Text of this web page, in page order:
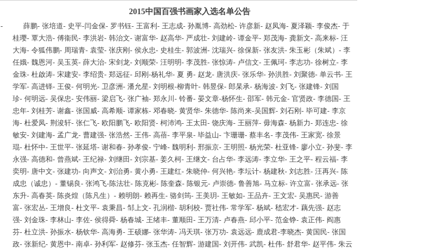
2015中国百强书画家入选名单公告
- 薛鹏- 张培道- 史平-闫金保- 罗书钰- 王富利- 王志成- 孙胤博- 高劲松- 许彦新- 赵凤海- 夏泽颖- 李俊杰- 于
桂璎- 覃大浩- 傅衞民- 李洪岩- 韩治文- 谢富华- 赵高华- 严成壮- 刘建岭- 谭金平- 郑茂海- 龚新文- 高来标- 汪
大海- 令狐伟鹏- 周瑞青- 袁莹- 张庆刚- 侯永忠- 史桂生- 郭波洲- 沈瑞兴- 徐保新- 张友洪- 朱玉彬（朱斌）- 李
任娥- 魏恩河- 吴玉英- 薛大治- 宋剑龙- 刘顺荣- 汪明明- 李茂胜- 张惊涛- 卢信文- 王佩珂- 李志功- 徐树立- 李
金珠- 杜啟涛- 宋建安- 李绍贵- 郑远征- 邱刚-杨礼华- 夏 勇- 赵龙- 唐洪庆- 张乐华- 孙洪胜- 刘聚德- 单云书- 王
学军- 高进铎- 王俊- 何明光- 卫彦洲- 潘允星- 刘明根-柳青叶- 韩昱保- 郎杲承- 杨海波- 刘飞- 张建锋- 刘国
珍- 何明远- 吴保忠- 安伟丽- 梁启飞- 张广袖- 郑永川- 铃番- 晏文章-杨怀生- 邵军- 韩元金- 官贤政- 李德国- 王
忠年- 刘桂芳- 谢鑫- 张国威- 高希顺- 谭家栋- 邓春晓- 黄贤华- 朱德华- 陈尚来-吴国辉- 刘石刚- 毕可建- 李京
海- 杜爱凤- 荆浚轩- 张仁飞- 欧阳鹏飞- 欧阳贤- 柯沛鸿- 王太田- 饶庆海- 王丽萍- 毋海森- 杨新力- 郑连忠- 徐
敏安- 刘建海- 孟广龙- 曹建强- 张浩然- 王伟- 高蓓- 李平泉- 毕益山- 卞珊珊- 蔡丰名- 李茂伟- 王家宽- 徐景
琨- 杜怀中- 王世平- 张延塔- 谢和春- 孙孝俊- 宁峰- 魏明利- 邢振京- 王明照- 杨光荣- 杜亚锋- 廖小立- 孙斐- 李
永强- 高德和- 曾燕斌- 王纪禄- 刘继田- 刘宗基- 姜久柯- 王继文- 台占华- 李远涛- 李立华- 王之平- 程云福- 李
奕明- 唐中文- 张建功- 向声文- 刘治勇- 黄小勇- 王建红- 朱晓仲- 何兴艳- 李坛计- 杨建秋- 刘志胜- 汪再兴- 陈
成忠（诚忠）- 董锡良- 张鸿飞-陈法壮- 陈克彬- 陈奎森- 陈银元- 卢崇德- 鲁善旭- 马立标- 许立富- 张承远- 张
东升- 高春英- 陈炎煌（陈凡生）- 赖明朗- 赖再生- 骆剑筠- 王美玥- 王敏如- 王品卉- 王文宏- 吴惠民- 游善
富- 张宏丛- 王增良- 杜文平- 袁秉昌- 邹上文- 孔润楷- 胡利校- 贾社伟- 常学军- 杨斌- 嵇宏才- 藕先强- 赵志
强- 刘金珠- 李林山- 李佐- 侯得舜- 杨春城- 王绪丰- 董顺田- 王万清- 卢春燕- 邱小平- 范金铮- 袁正伟- 阎惠
芬- 杜立洪- 孙振水- 杨钦华- 高海勇- 王硕娜- 张华涛- 冯天琪- 张万功- 袁远远- 鹿成君-李晓杰- 黄国民- 张国
政- 张新纪- 黄恩中- 南卓- 孙利军- 赵修芬- 张玉杰- 任智辉- 游建国- 刘开伟- 武凯- 杜伟- 舒君华- 赵平伟- 朱云